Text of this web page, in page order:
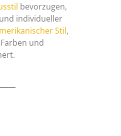
bevorzugen,
individueller
Stil,
und